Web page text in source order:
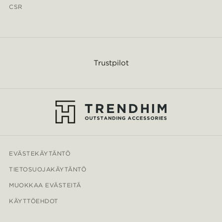
CSR
Trustpilot
EVÄSTEKÄYTÄNTÖ
TIETOSUOJAKÄYTÄNTÖ
MUOKKAA EVÄSTEITÄ
KÄYTTÖEHDOT